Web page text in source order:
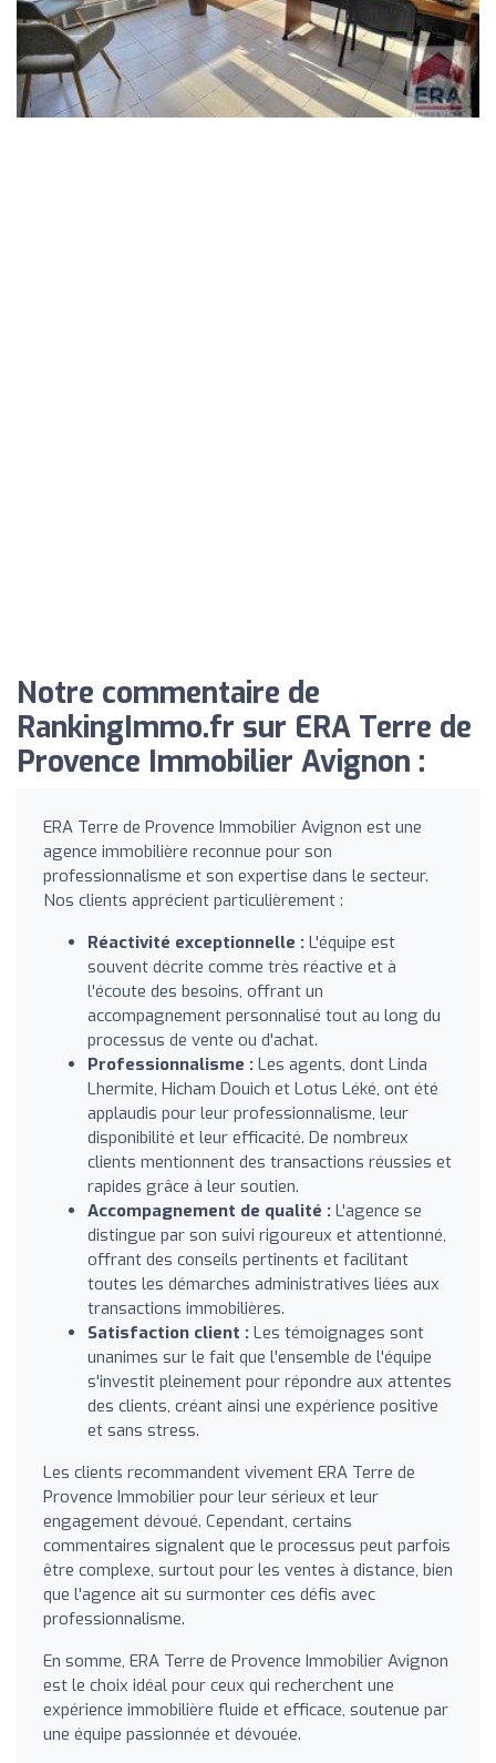
Notre commentaire de
RankingImmo.fr sur ERA Terre de
Provence Immobilier Avignon :
ERA Terre de Provence Immobilier Avignon est une
agence immobilière reconnue pour son
professionnalisme et son expertise dans le secteur.
Nos clients apprécient particulièrement :
Réactivité exceptionnelle : L'équipe est
souvent décrite comme très réactive et à
l'écoute des besoins, offrant un
accompagnement personnalisé tout au long du
processus de vente ou d'achat.
Professionnalisme : Les agents, dont Linda
Lhermite, Hicham Douich et Lotus Léké, ont été
applaudis pour leur professionnalisme, leur
disponibilité et leur efficacité. De nombreux
clients mentionnent des transactions réussies et
rapides grâce à leur soutien.
Accompagnement de qualité : L'agence se
distingue par son suivi rigoureux et attentionné,
offrant des conseils pertinents et facilitant
toutes les démarches administratives liées aux
transactions immobilières.
Satisfaction client : Les témoignages sont
unanimes sur le fait que l'ensemble de l'équipe
s'investit pleinement pour répondre aux attentes
des clients, créant ainsi une expérience positive
et sans stress.
Les clients recommandent vivement ERA Terre de
Provence Immobilier pour leur sérieux et leur
engagement dévoué. Cependant, certains
commentaires signalent que le processus peut parfois
être complexe, surtout pour les ventes à distance, bien
que l'agence ait su surmonter ces défis avec
professionnalisme.
En somme, ERA Terre de Provence Immobilier Avignon
est le choix idéal pour ceux qui recherchent une
expérience immobilière fluide et efficace, soutenue par
une équipe passionnée et dévouée.